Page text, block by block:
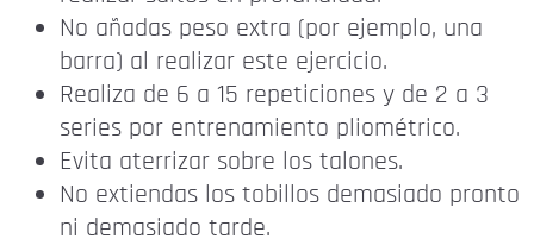
No añadas peso extra (por ejemplo, una
barra) al realizar este ejercicio.
Realiza de 6 a 15 repeticiones y de 2 a 3
series por entrenamiento pliométrico.
Evita aterrizar sobre los talones.
No extiendas los tobillos demasiado pronto
ni demasiado tarde.